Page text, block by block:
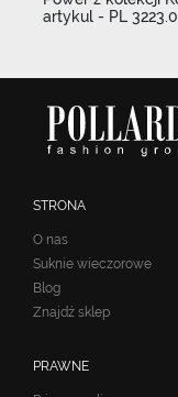
artykul - PL
STRONA
O nas
Suknie wieczorowe
Blog
Znajdź sklep
PRAWNE